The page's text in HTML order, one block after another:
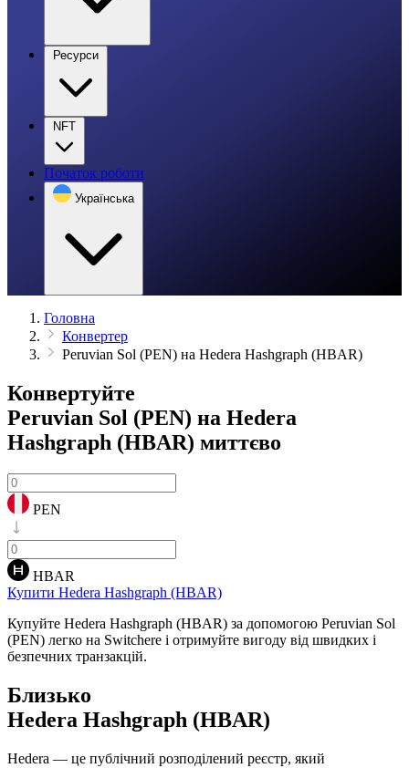
Ресурси
NFT
Початок роботи
Українська
Головна
Конвертер
Peruvian Sol (PEN) на Hedera Hashgraph (HBAR)
Конвертуйте
Peruvian Sol (PEN) на Hedera
Hashgraph (HBAR) миттєво
PEN
HBAR
Купити Hedera Hashgraph (HBAR)
Купуйте Hedera Hashgraph (HBAR) за допомогою Peruvian Sol
(PEN) легко на Switchere і отримуйте вигоду від швидких і
безпечних транзакцій.
Близько
Hedera Hashgraph (HBAR)
Hedera — це публічний розподілений реєстр, який